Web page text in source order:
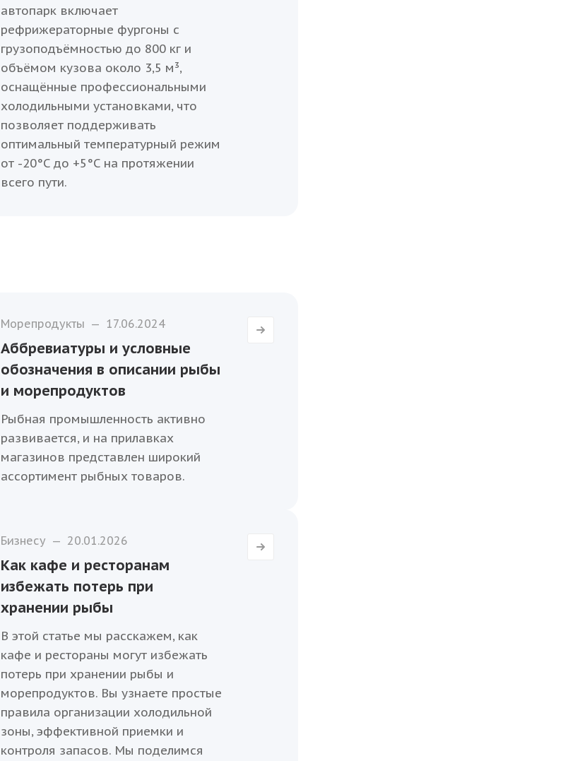
автопарк включает
рефрижераторные фургоны с
грузоподъёмностью до 800 кг и
объёмом кузова около 3,5 м³,
оснащённые профессиональными
холодильными установками, что
позволяет поддерживать
оптимальный температурный режим
от -20°C до +5°C на протяжении
всего пути.
Морепродукты — 17.06.2024
Аббревиатуры и условные
обозначения в описании рыбы
и морепродуктов
Рыбная промышленность активно
развивается, и на прилавках
магазинов представлен широкий
ассортимент рыбных товаров.
Бизнесу — 20.01.2026
Как кафе и ресторанам
избежать потерь при
хранении рыбы
В этой статье мы расскажем, как
кафе и рестораны могут избежать
потерь при хранении рыбы и
морепродуктов. Вы узнаете простые
правила организации холодильной
зоны, эффективной приемки и
контроля запасов. Мы поделимся